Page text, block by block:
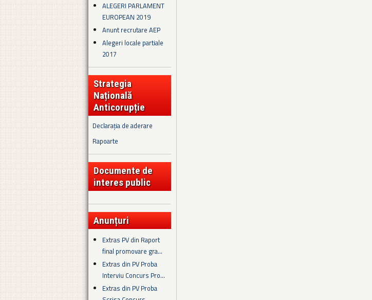
ALEGERI PARLAMENT
EUROPEAN 2019
Anunt recrutare AEP
Alegeri locale partiale
2017
Strategia
Națională
Anticorupție
Declarația de aderare
Rapoarte
Documente de
interes public
Anunțuri
Extras PV din Raport
final promovare gra...
Extras din PV Proba
Interviu Concurs Pro...
Extras din PV Proba